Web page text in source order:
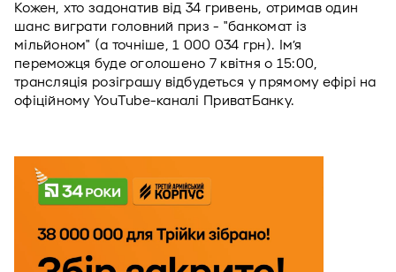
Кожен, хто задонатив від 34 гривень, отримав один
шанс виграти головний приз - "банкомат із
мільйоном" (а точніше, 1 000 034 грн). Ім’я
переможця буде оголошено 7 квітня о 15:00,
трансляція розіграшу відбудеться у прямому ефірі на
офіційному YouTube-каналі ПриватБанку.